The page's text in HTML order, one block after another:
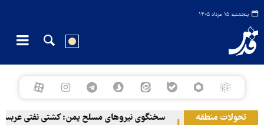
پنجشنبه ۱۵ مرداد ۱۴۰۵
تحولات منطقه
در سواحل عمان سخنگوی نیروهای مسلح یمن: کشتی نفتی عربستان